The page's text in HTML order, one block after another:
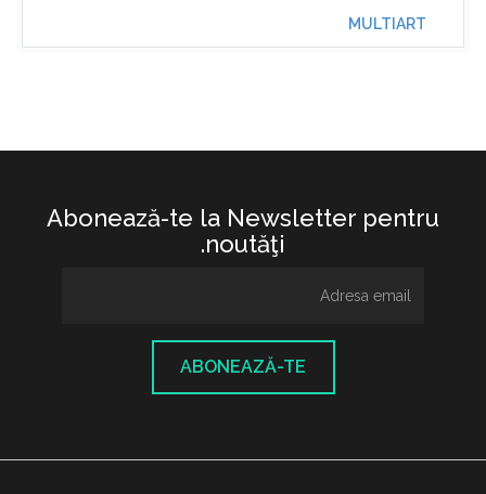
MULTIART
Abonează-te la Newsletter pentru
noutăţi.
ABONEAZĂ-TE